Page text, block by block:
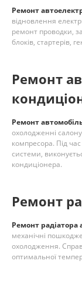
Ремонт
відновлення
ремонт проводки,
блоків, стартерів,
Ремонт
Ремонт
охолодженні
компресора. Під
системи,
кондиціонера.
Ремонт
Ремонт радіатора
механічні
охолодження.
оптимальної